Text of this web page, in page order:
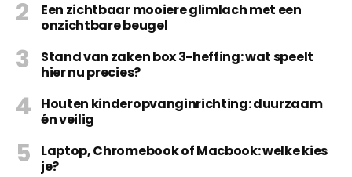
Een zichtbaar mooiere glimlach met een
onzichtbare beugel
Stand van zaken box 3-heffing: wat speelt
hier nu precies?
Houten kinderopvanginrichting: duurzaam
én veilig
Laptop, Chromebook of Macbook: welke kies
je?